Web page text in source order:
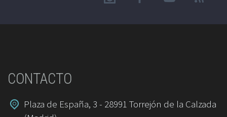
CONTACTO
Plaza de España, 3 - 28991 Torrejón de la Calzada